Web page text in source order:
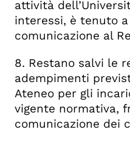
attività
interessi, è tenuto
comunicazione al
8. Restano salvi le
adempimenti
Ateneo per gli
vigente normativa,
comunicazione dei